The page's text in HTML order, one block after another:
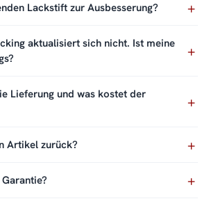
Lackstift zur Ausbesserung?
aktualisiert sich nicht. Ist meine
Lieferung und was kostet der
Artikel zurück?